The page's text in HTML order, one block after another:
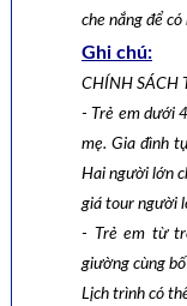
che nắng để
Ghi chú:
CHÍNH SÁCH
- Trẻ em dưới
mẹ. Gia đình
Hai người lớn
giá tour người
- Trẻ em từ
giường cùng
Lịch trình có